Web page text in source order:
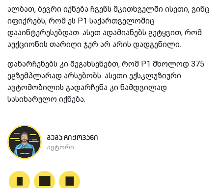
ალბათ, ბევრი იქნება ჩვენს მკითხველში ისეთი, ვინც
იფიქრებს, რომ ეს P1 საქართველოშიც
დააინტერესებდათ. ასეთ ადამიანებს გეტყვით, რომ
აუქციონის თარიღი ჯერ არ არის დადგენილი.
დანარჩენებს კი შეგახსენებთ, რომ P1 მხოლოდ 375
ეგზემპლარად არსებობს. ასეთი ექსკლუზიური
ავტომობილის გადარჩენა კი ნამდვილად
სასიხარულო იქნება.
გეგა ჩიქოვანი
ავტორი